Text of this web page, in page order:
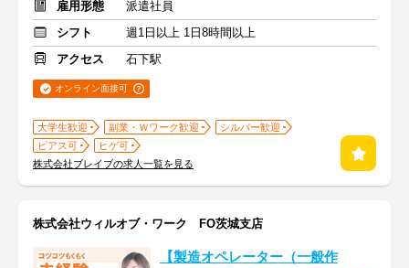
雇用形態
派遣社員
シフト
週1日以上 1日8時間以上
アクセス
石下駅
オンライン面接可
大学生歓迎 副業・Ｗワーク歓迎
シルバー歓迎
ピアス可
ヒゲ可
株式会社ブレイブの求人一覧を見る
株式会社ウィルオブ・ワーク FO茨城支店
【製造オペレーター（一般作